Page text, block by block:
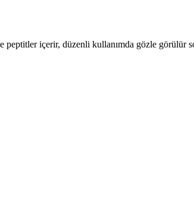
içerir, düzenli kullanımda gözle görülür